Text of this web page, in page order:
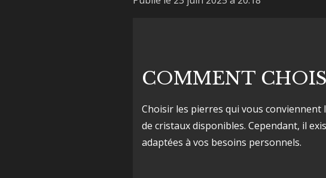
COMMENT
Choisir les pierres qui vous
de cristaux disponibles. Cependant, il
adaptées à vos besoins personnels.